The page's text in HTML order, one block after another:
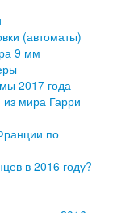
(автоматы)
9 мм
2017 года
мира Гарри
по
в 2016 году?